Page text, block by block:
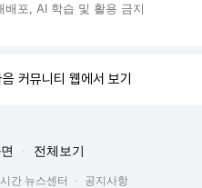
포, AI 학습 및 활용 금지
커뮤니티 웹에서 보기
전체보기
간 뉴스센터
공지사항